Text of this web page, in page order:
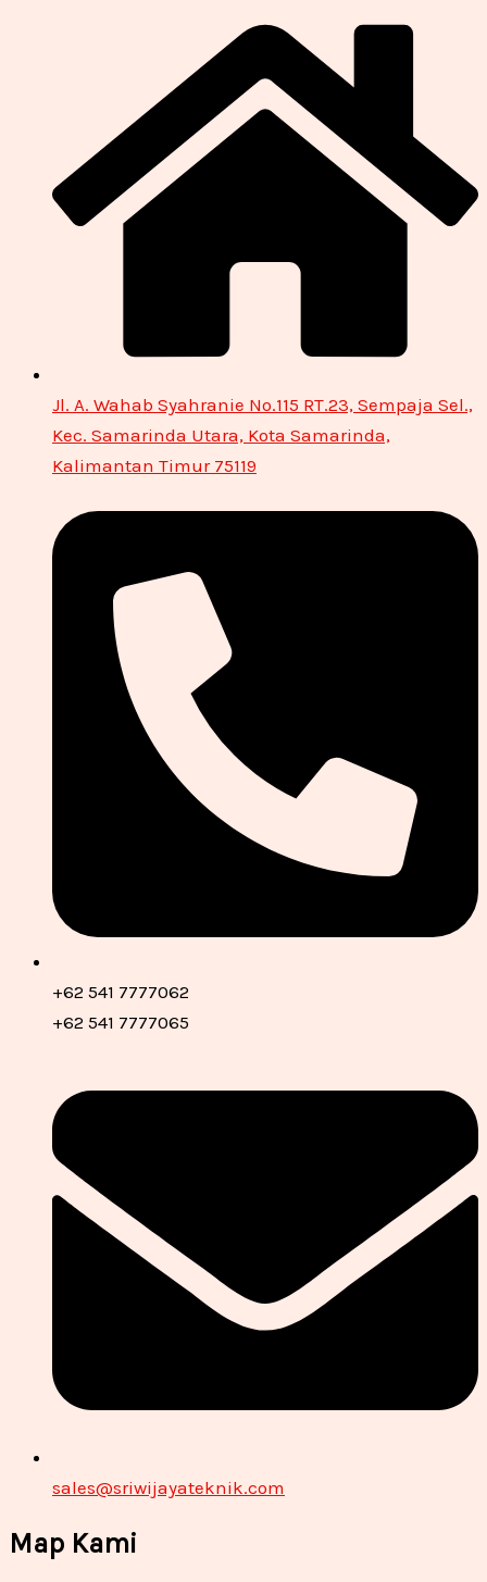
Jl. A. Wahab Syahranie No.115 RT.23, Sempaja Sel.,
Kec. Samarinda Utara, Kota Samarinda,
Kalimantan Timur 75119
+62 541 7777062
+62 541 7777065
sales@sriwijayateknik.com
Map Kami